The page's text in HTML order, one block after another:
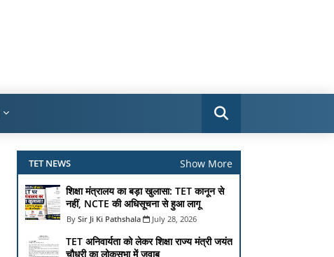
TET NEWS Show More
शिक्षा मंत्रालय का बड़ा खुलासा: TET कानून से
नहीं, NCTE की अधिसूचना से हुआ लागू
Sir Ji Ki Pathshala July 28, 2026
TET अनिवार्यता को लेकर शिक्षा राज्य मंत्री जयंत
चौधरी का लोकसभा में जवाब